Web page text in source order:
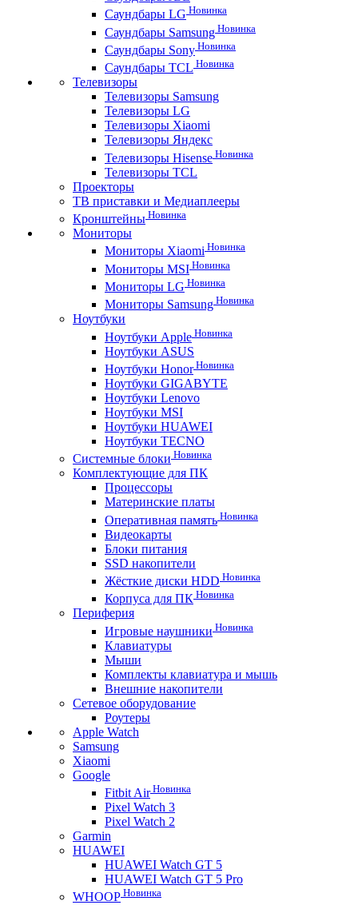
Саундбары LG Новинка
Саундбары Samsung Новинка
Саундбары Sony Новинка
Саундбары TCL Новинка
Телевизоры
Телевизоры Samsung
Телевизоры LG
Телевизоры Xiaomi
Телевизоры Яндекс
Телевизоры Hisense Новинка
Телевизоры TCL
Проекторы
ТВ приставки и Медиаплееры
Кронштейны Новинка
Мониторы
Мониторы Xiaomi Новинка
Мониторы MSI Новинка
Мониторы LG Новинка
Мониторы Samsung Новинка
Ноутбуки
Ноутбуки Apple Новинка
Ноутбуки ASUS
Ноутбуки HonorНовинка
Ноутбуки GIGABYTE
Ноутбуки Lenovo
Ноутбуки MSI
Ноутбуки HUAWEI
Ноутбуки TECNO
Системные блоки Новинка
Комплектующие для ПК
Процессоры
Материнские платы
Оперативная память Новинка
Видеокарты
Блоки питания
SSD накопители
Жёсткие диски HDD Новинка
Корпуса для ПК Новинка
Периферия
Игровые наушники Новинка
Клавиатуры
Мыши
Комплекты клавиатура и мышь
Внешние накопители
Сетевое оборудование
Роутеры
Apple Watch
Samsung
Xiaomi
Google
Fitbit AirНовинка
Pixel Watch 3
Pixel Watch 2
Garmin
HUAWEI
HUAWEI Watch GT 5
HUAWEI Watch GT 5 Pro
WHOOP Новинка